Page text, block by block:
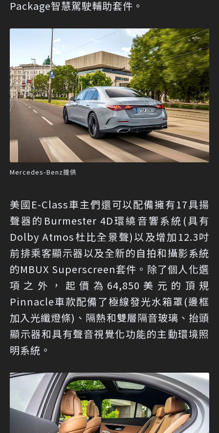
Package智慧駕駛輔助套件。
Mercedes-Benz提供
美國E-Class車主們還可以配備擁有17具揚
聲器的Burmester 4D環繞音響系統(具有
Dolby Atmos杜比全景聲)以及增加12.3吋
前排乘客顯示器以及全新的自拍和攝影系統
的MBUX Superscreen套件。除了個人化選
項之外，起價為64,850美元的頂規
Pinnacle車款配備了極線發光水箱罩(邊框
加入光纖燈條)、隔熱和雙層隔音玻璃、抬頭
顯示器和具有聲音視覺化功能的主動環境照
明系統。